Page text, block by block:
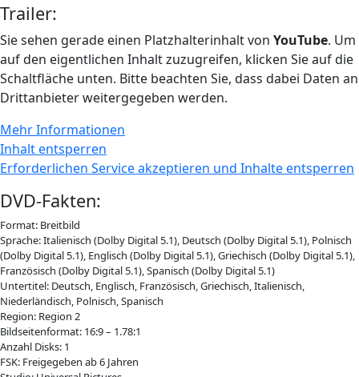
Trailer:
Sie sehen gerade einen Platzhalterinhalt von YouTube. Um
auf den eigentlichen Inhalt zuzugreifen, klicken Sie auf die
Schaltfläche unten. Bitte beachten Sie, dass dabei Daten an
Drittanbieter weitergegeben werden.
Mehr Informationen
Inhalt entsperren
Erforderlichen Service akzeptieren und Inhalte entsperren
DVD-Fakten:
Format: Breitbild
Sprache: Italienisch (Dolby Digital 5.1), Deutsch (Dolby Digital 5.1), Polnisch
(Dolby Digital 5.1), Englisch (Dolby Digital 5.1), Griechisch (Dolby Digital 5.1),
Französisch (Dolby Digital 5.1), Spanisch (Dolby Digital 5.1)
Untertitel: Deutsch, Englisch, Französisch, Griechisch, Italienisch,
Niederländisch, Polnisch, Spanisch
Region: Region 2
Bildseitenformat: 16:9 – 1.78:1
Anzahl Disks: 1
FSK: Freigegeben ab 6 Jahren